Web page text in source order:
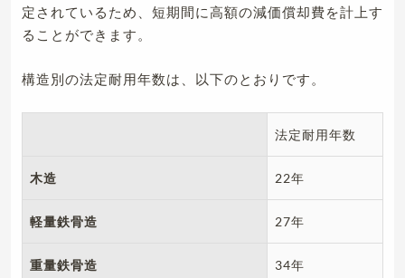
定されているため、短期間に高額の減価償却費を計上す
ることができます。
構造別の法定耐用年数は、以下のとおりです。
法定耐用年数
木造 22年
軽量鉄骨造 27年
重量鉄骨造 34年